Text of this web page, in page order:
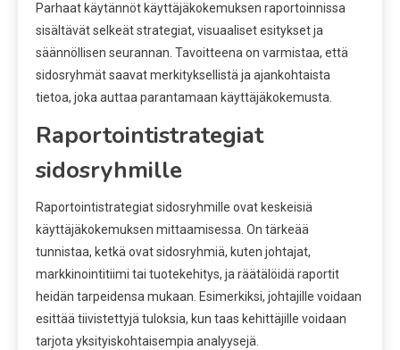
Parhaat käytännöt käyttäjäkokemuksen raportoinnissa
sisältävät selkeät strategiat, visuaaliset esitykset ja
säännöllisen seurannan. Tavoitteena on varmistaa, että
sidosryhmät saavat merkityksellistä ja ajankohtaista
tietoa, joka auttaa parantamaan käyttäjäkokemusta.
Raportointistrategiat
sidosryhmille
Raportointistrategiat sidosryhmille ovat keskeisiä
käyttäjäkokemuksen mittaamisessa. On tärkeää
tunnistaa, ketkä ovat sidosryhmiä, kuten johtajat,
markkinointitiimi tai tuotekehitys, ja räätälöidä raportit
heidän tarpeidensa mukaan. Esimerkiksi, johtajille voidaan
esittää tiivistettyjä tuloksia, kun taas kehittäjille voidaan
tarjota yksityiskohtaisempia analyysejä.